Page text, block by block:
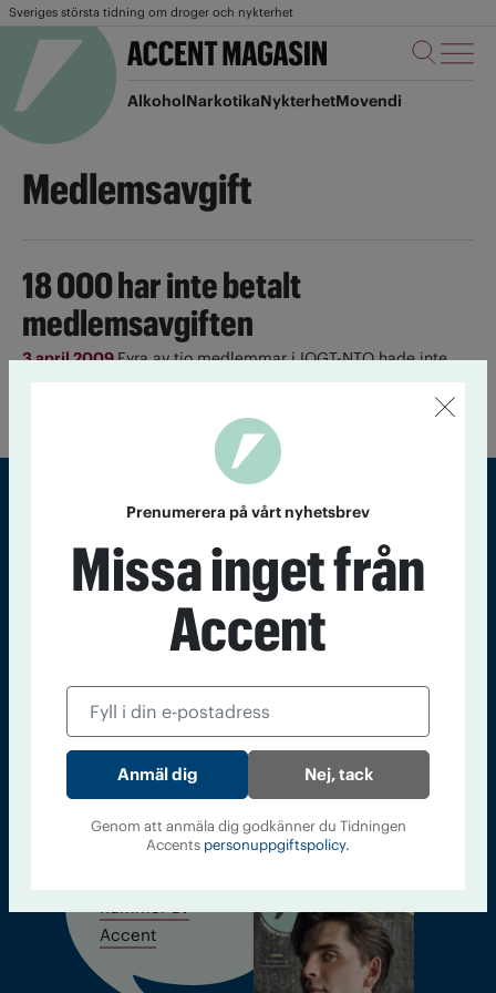
Sveriges största tidning om droger och nykterhet
AlkoholNarkotikaNykterhetMovendi
Medlemsavgift
18 000 har inte betalt
medlemsavgiften
3 april 2009Fyra av tio medlemmar i IOGT-NTO hade inte
betalat sin avgift vid årsskiftet. Ett krånglande
Sveriges största tidning om droger och nykterhet
Tidningen Accent, A4, Bondegatan 21, 116 33 Stockholm
accent@iogt.se
Kontakt Tidningsarkiv
Accent
Prenumerera på vårt nyhetsbrev
Missa inget från
Accent
Nej, tack
Genom att anmäla dig godkänner du Tidningen
Accents personuppgiftspolicy.